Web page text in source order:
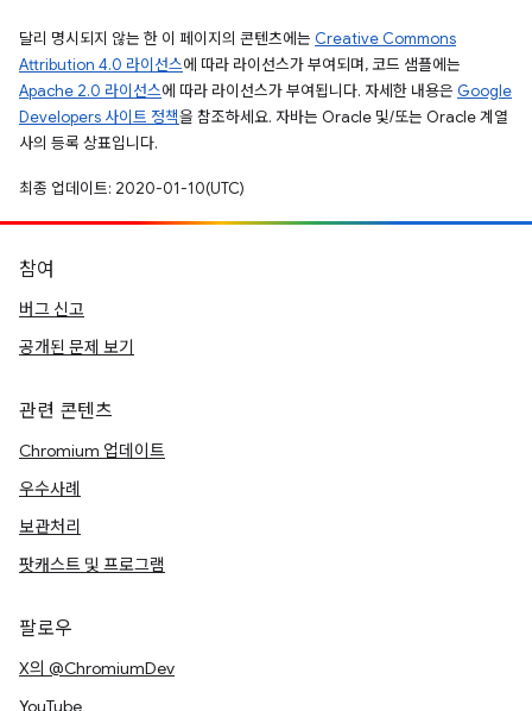
달리 명시되지 않는 한 이 페이지의 콘텐츠에는 Creative Commons
Attribution 4.0 라이선스에 따라 라이선스가 부여되며, 코드 샘플에는
Apache 2.0 라이선스에 따라 라이선스가 부여됩니다. 자세한 내용은 Google
Developers 사이트 정책을 참조하세요. 자바는 Oracle 및/또는 Oracle 계열
사의 등록 상표입니다.
최종 업데이트: 2020-01-10(UTC)
참여
버그 신고
공개된 문제 보기
관련 콘텐츠
Chromium 업데이트
우수사례
보관처리
팟캐스트 및 프로그램
팔로우
X의 @ChromiumDev
YouTube